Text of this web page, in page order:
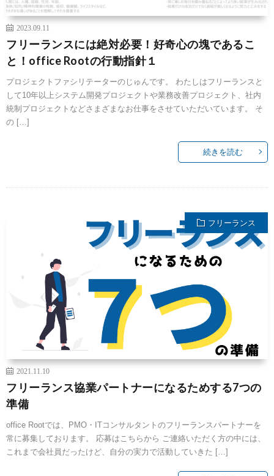
2023.09.11
フリーランスには絶対必要！好奇心の塊であるこ
と！office Rootの行動指針１
プロジェクトファシリテーターのじゅんです。 わたしはフリーランスと
して10年以上システム開発プロジェクトや業務改善プロジェクト、社内
統制プロジェクトなどさまざまなお仕事をさせていただいています。 そ
の […]
続きを読む
フリーランス
2021.11.10
フリーランス協業パートナーになるためする7つの
準備
office Rootでは、PMO・ITコンサルタントのフリーランスパートナーを
常に募集しております。 応募はこちらから ご連絡いただく方の中には、
これまで会社員だったけど、自分の実力で活動していきた […]